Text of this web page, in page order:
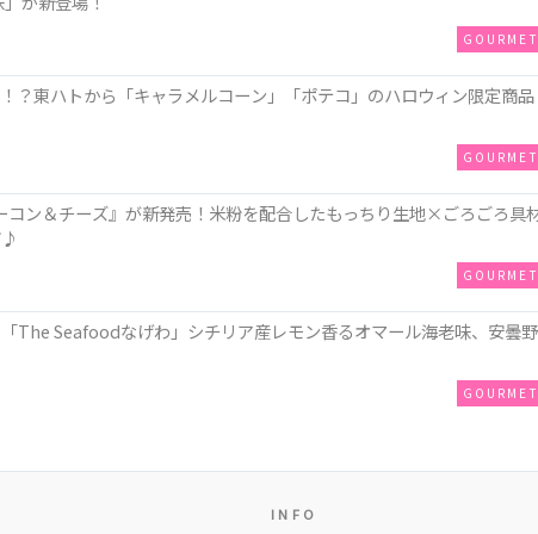
GOURMET
？東ハトから「キャラメルコーン」「ポテコ」のハロウィン限定商品
GOURMET
ン＆チーズ』が新発売！米粉を配合したもっちり生地×ごろごろ具
♪
GOURMET
The Seafoodなげわ」シチリア産レモン香るオマール海老味、安曇野
GOURMET
INFO